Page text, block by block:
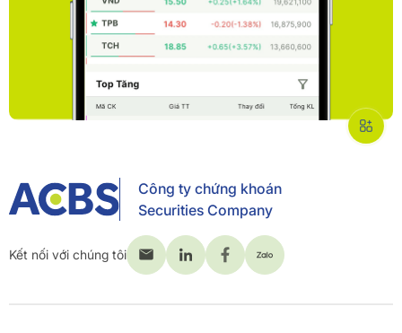
Công ty chứng khoán
Securities Company
Kết nối với chúng tôi